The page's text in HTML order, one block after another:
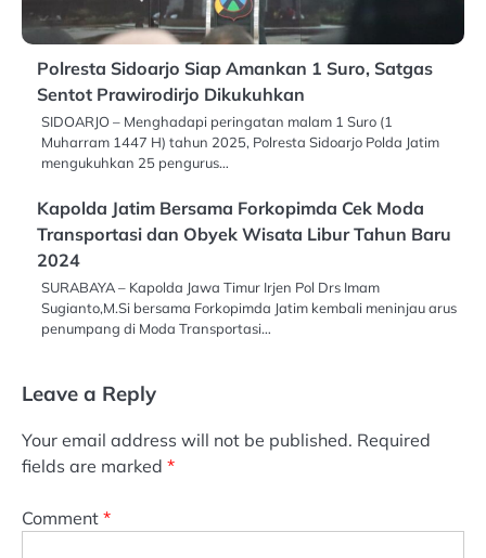
Polresta Sidoarjo Siap Amankan 1 Suro, Satgas
Sentot Prawirodirjo Dikukuhkan
SIDOARJO – Menghadapi peringatan malam 1 Suro (1
Muharram 1447 H) tahun 2025, Polresta Sidoarjo Polda Jatim
mengukuhkan 25 pengurus…
Kapolda Jatim Bersama Forkopimda Cek Moda
Transportasi dan Obyek Wisata Libur Tahun Baru
2024
SURABAYA – Kapolda Jawa Timur Irjen Pol Drs Imam
Sugianto,M.Si bersama Forkopimda Jatim kembali meninjau arus
penumpang di Moda Transportasi…
Leave a Reply
Your email address will not be published. Required
fields are marked *
Comment *